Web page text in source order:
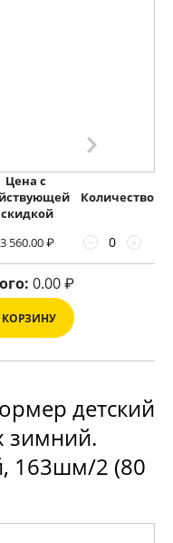
Цена с
скидкой
Количество
3 560.00₽ +
−
0.00₽
КОРЗИНУ
детский
зимний.
163шм/2 (80